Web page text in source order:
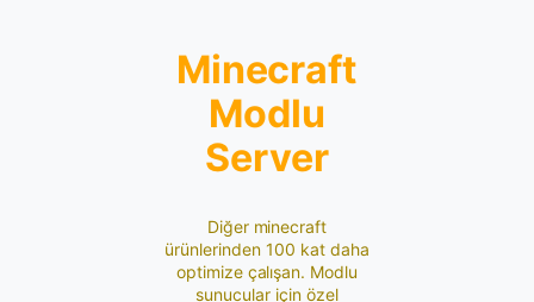
Minecraft
Modlu
Server
Diğer minecraft
ürünlerinden 100 kat daha
optimize çalışan. Modlu
sunucular için özel